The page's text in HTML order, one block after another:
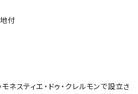
付
スティエ・ドゥ・クレルモンで設立さ